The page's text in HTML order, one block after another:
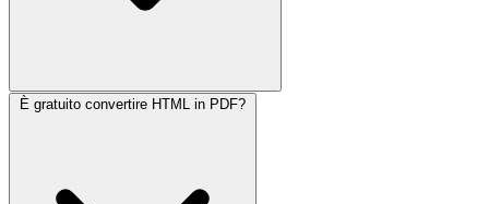
È gratuito convertire HTML in PDF?